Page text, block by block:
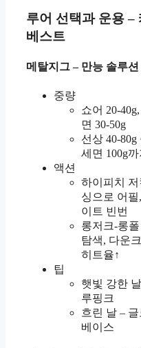
루어 선택과 운용 –
베스트
메탈지그 – 만능 솔루션
중량
쇼어 20-
면 30-50g
선상 40-80g
세면 100g까
액션
하이피치 저
싱으로 어
이트 빈번
롱저크-롱
탐색, 다운
히트율↑
팁
햇빛 강한
루핑크
흐린 날 –
베이스